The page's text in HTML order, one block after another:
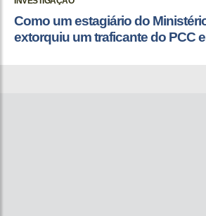
Como um estagiário do
extorquiu um traficante do PCC